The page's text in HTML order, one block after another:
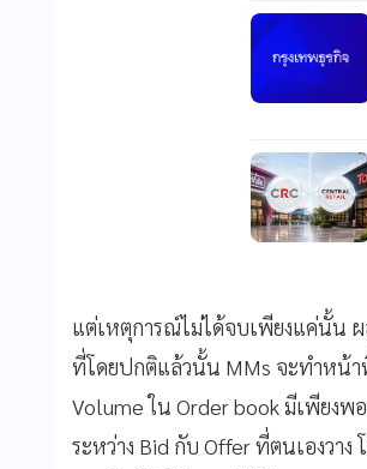
แต่เหตุการณ์ไม่ได้จบเพียงแค่นั้น
ที่โดยปกติแล้วนั้น MMs จะทำหน้า
Volume ใน Order book มีเพียงพ
ระหว่าง Bid กับ Offer ที่ตนเองวา